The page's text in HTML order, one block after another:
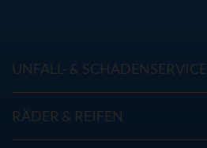
UNFALL- & SCHADENSERVICE
RÄDER & REIFEN